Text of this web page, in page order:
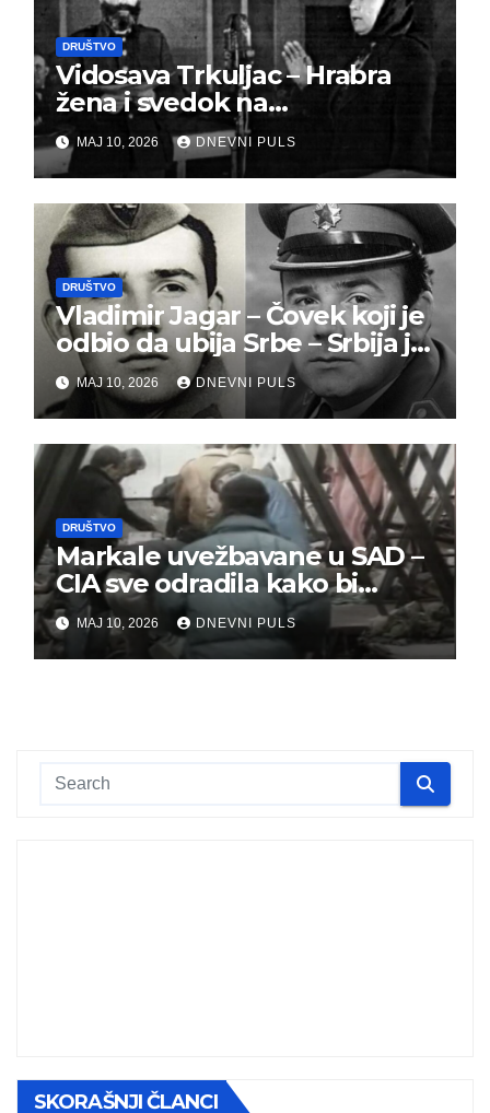
DRUŠTVO
Vidosava Trkuljac – Hrabra
žena i svedok na
montiranom suđenju
đeneralu Draži
MAJ 10, 2026 DNEVNI PULS
DRUŠTVO
Vladimir Jagar – Čovek koji je
odbio da ubija Srbe – Srbija je
dužna da ga pamti
MAJ 10, 2026 DNEVNI PULS
DRUŠTVO
Markale uvežbavane u SAD –
CIA sve odradila kako bi
optužili Srbe
MAJ 10, 2026 DNEVNI PULS
SKORAŠNJI ČLANCI